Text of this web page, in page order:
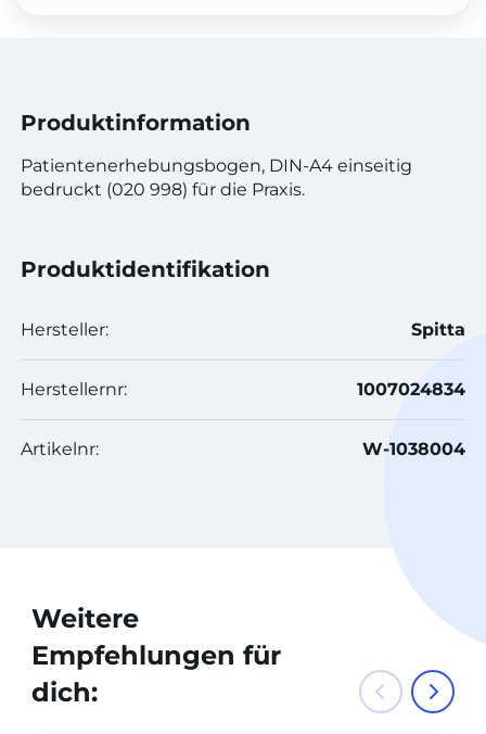
Produktinformation
Patientenerhebungsbogen, DIN-A4 einseitig
bedruckt (020 998) für die Praxis.
Produktidentifikation
Hersteller: Spitta
Herstellernr: 1007024834
Artikelnr: W-1038004
Weitere
Empfehlungen für
dich: